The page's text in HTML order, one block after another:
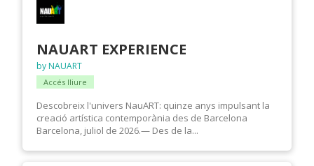
NAUART EXPERIENCE
by NAUART
Accés lliure
Descobreix l'univers NauART: quinze anys impulsant la
creació artística contemporània des de Barcelona
Barcelona, juliol de 2026.— Des de la...